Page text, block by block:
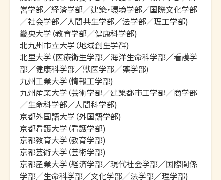
営学部／経済学部／建築・環境学部／国際文化学部
／社会学部／人間共生学部／法学部／理工学部)
畿央大学（教育学部／健康科学部)
北九州市立大学（地域創生学群)
北里大学（医療衛生学部／海洋生命科学部／看護学
部／健康科学部／獣医学部／薬学部)
九州工業大学（情報工学部)
九州産業大学（芸術学部／建築都市工学部／商学部
／生命科学部／人間科学部)
京都外国語大学（外国語学部)
京都看護大学（看護学部)
京都教育大学（教育学部)
京都芸術大学（芸術学部)
京都産業大学（経済学部／現代社会学部／国際関係
学部／生命科学部／文化学部／法学部／理学部)